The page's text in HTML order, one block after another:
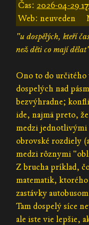
Čas: 2026-04-29
Web: neuveden
"u dospělých, kteří
než děti co mají
Ono to do určitého
dospelých nad
bezvýhradne;
ide, najmä preto,
medzi
obrovské rozdiely
medzi rôznymi
Z brucha príklad,
matematik,
zastávky
Tam dospelý síce
ale iste vie lepšie,